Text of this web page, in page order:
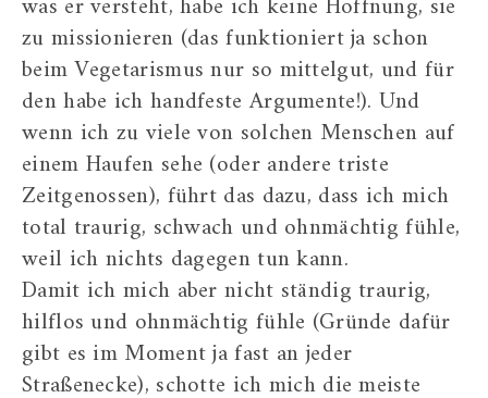
zu missionieren (das funktioniert ja schon
beim Vegetarismus nur so mittelgut, und für
den habe ich handfeste Argumente!). Und
wenn ich zu viele von solchen Menschen auf
einem Haufen sehe (oder andere triste
Zeitgenossen), führt das dazu, dass ich mich
total traurig, schwach und ohnmächtig fühle,
weil ich nichts dagegen tun kann.
Damit ich mich aber nicht ständig traurig,
hilflos und ohnmächtig fühle (Gründe dafür
gibt es im Moment ja fast an jeder
Straßenecke), schotte ich mich die meiste